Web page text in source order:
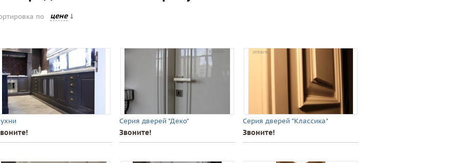
по цене
Серия дверей "Деко"
Звоните!
Серия дверей "Классика"
Звоните!